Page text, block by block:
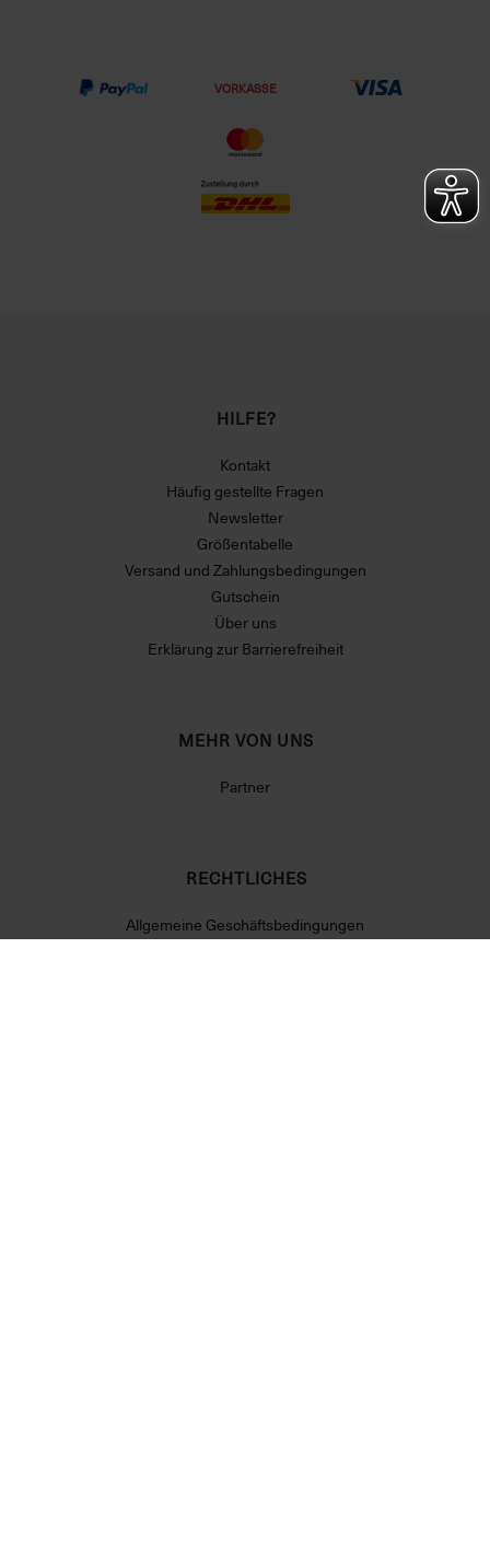
VORKASSE
HILFE?
Kontakt
Häufig gestellte Fragen
Newsletter
Größentabelle
Versand und Zahlungsbedingungen
Gutschein
Über uns
Erklärung zur Barrierefreiheit
MEHR VON UNS
Partner
RECHTLICHES
Allgemeine Geschäftsbedingungen